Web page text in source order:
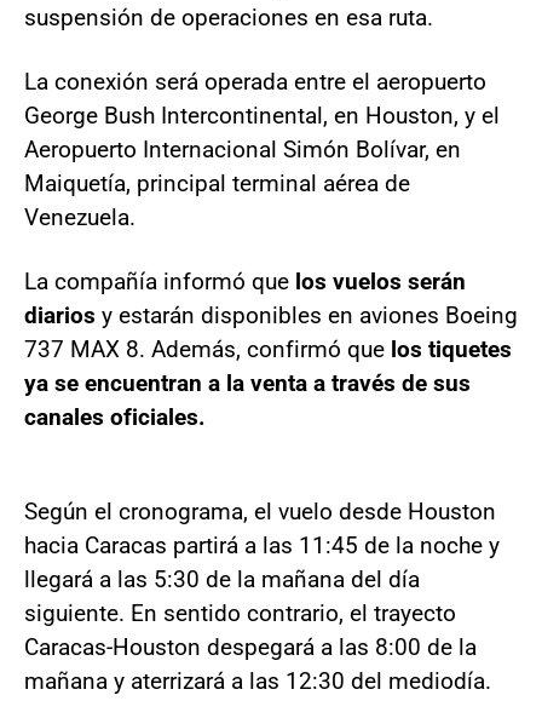
suspensión de operaciones en esa ruta.
La conexión será operada entre el aeropuerto
George Bush Intercontinental, en Houston, y el
Aeropuerto Internacional Simón Bolívar, en
Maiquetía, principal terminal aérea de
Venezuela.
La compañía informó que los vuelos serán
diarios y estarán disponibles en aviones Boeing
737 MAX 8. Además, confirmó que los tiquetes
ya se encuentran a la venta a través de sus
canales oficiales.
Según el cronograma, el vuelo desde Houston
hacia Caracas partirá a las 11:45 de la noche y
llegará a las 5:30 de la mañana del día
siguiente. En sentido contrario, el trayecto
Caracas-Houston despegará a las 8:00 de la
mañana y aterrizará a las 12:30 del mediodía.